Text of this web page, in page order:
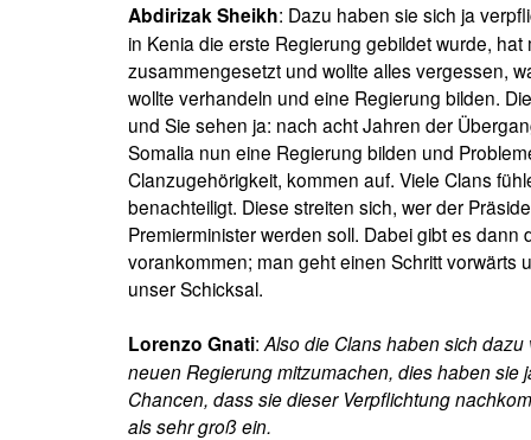
Abdirizak Sheikh: Dazu haben sie sich ja
in Kenia die erste Regierung gebildet wurde, hat
zusammengesetzt und wollte alles vergessen,
wollte verhandeln und eine Regierung bilden.
und Sie sehen ja: nach acht Jahren der
Somalia nun eine Regierung bilden und
Clanzugehörigkeit, kommen auf. Viele Clans
benachteiligt. Diese streiten sich, wer der
Premierminister werden soll. Dabei gibt es dann
vorankommen; man geht einen Schritt vorwärts
unser Schicksal.
Lorenzo Gnati: Also die Clans haben sich
neuen Regierung mitzumachen, dies haben sie
Chancen, dass sie dieser Verpflichtung
als sehr groß ein.